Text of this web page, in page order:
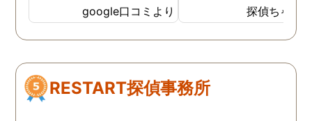
いる情報も少なかったの
で、難しいかなと思ってい
たのですが、見事に探して
ました。うれしくてお互い
に涙の再会でした。 対応し
google口コミより
ぼしていると、姉が探偵
不倫の証拠集めを依頼し
くれました。探偵事務所
にも関わらず、相談員の
は嫌な顔一つせず私の話
探偵ちゃん
RESTART探偵事務所